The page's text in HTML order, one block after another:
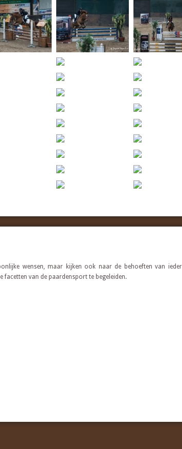
wensen, maar kijken ook naar de behoeften van
facetten van de paardensport te begeleiden.